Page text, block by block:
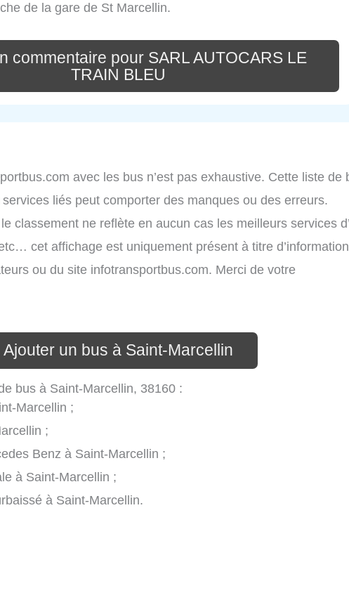
de la gare de St Marcellin.
commentaire pour SARL AUTOCARS LE
TRAIN BLEU
avec les bus n’est pas exhaustive. Cette liste de
liés peut comporter des manques ou des erreurs.
classement ne reflète en aucun cas les meilleurs services
cet affichage est uniquement présent à titre d’information
ou du site infotransportbus.com. Merci de votre
Ajouter un bus à Saint-Marcellin
bus à Saint-Marcellin, 38160 :
Marcellin ;
;
Benz à Saint-Marcellin ;
à Saint-Marcellin ;
à Saint-Marcellin.